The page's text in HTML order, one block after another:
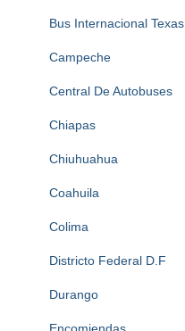
Bus Internacional Texas
Campeche
Central De Autobuses
Chiapas
Chiuhuahua
Coahuila
Colima
Districto Federal D.F
Durango